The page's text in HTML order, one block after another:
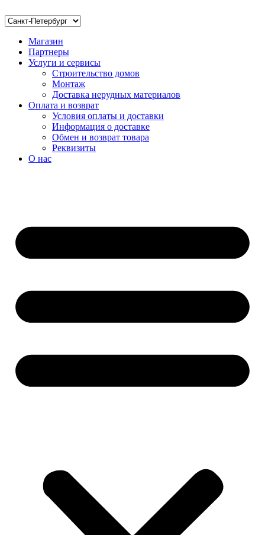
Магазин
Партнеры
Услуги и сервисы
Строительство домов
Монтаж
Доставка нерудных материалов
Оплата и возврат
Условия оплаты и доставки
Информация о доставке
Обмен и возврат товара
Реквизиты
О нас